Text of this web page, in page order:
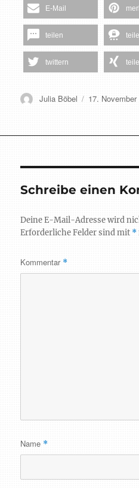
E-Mail
teilen
twittern
Autor
Julia Böbel
Veröffentlicht
17. November
Schreibe einen
Deine E-Mail-Adresse wird
Erforderliche Felder sind mit *
Kommentar *
Name *